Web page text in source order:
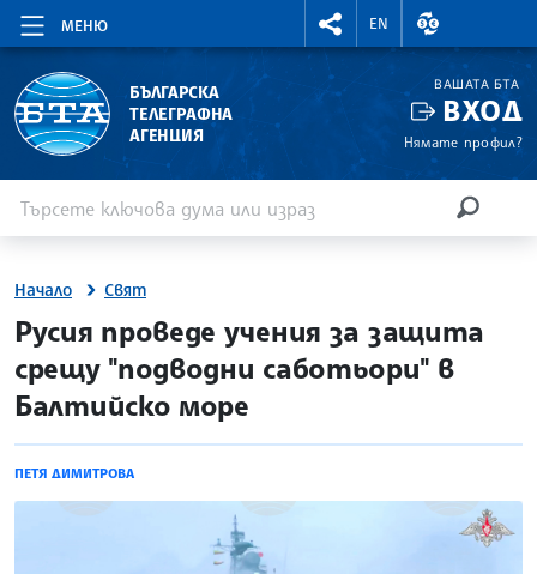
МЕНЮ
RIGHTMENU.SOCIAL
EN
ВАЛУТНИ
БЪЛГАРСКА
ТЕЛЕГРАФНА
АГЕНЦИЯ
ВАШАТА БТА
ВХОД
Нямате профил?
Начало Свят
site.bta
Русия проведе учения за защита
срещу "подводни саботьори" в
Балтийско море
ПЕТЯ ДИМИТРОВА